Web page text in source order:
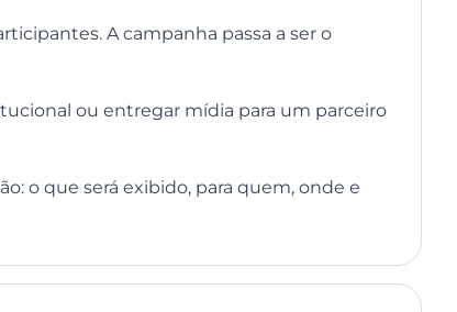
A campanha passa a ser o
ou entregar mídia para um parceiro
o que será exibido, para quem, onde e